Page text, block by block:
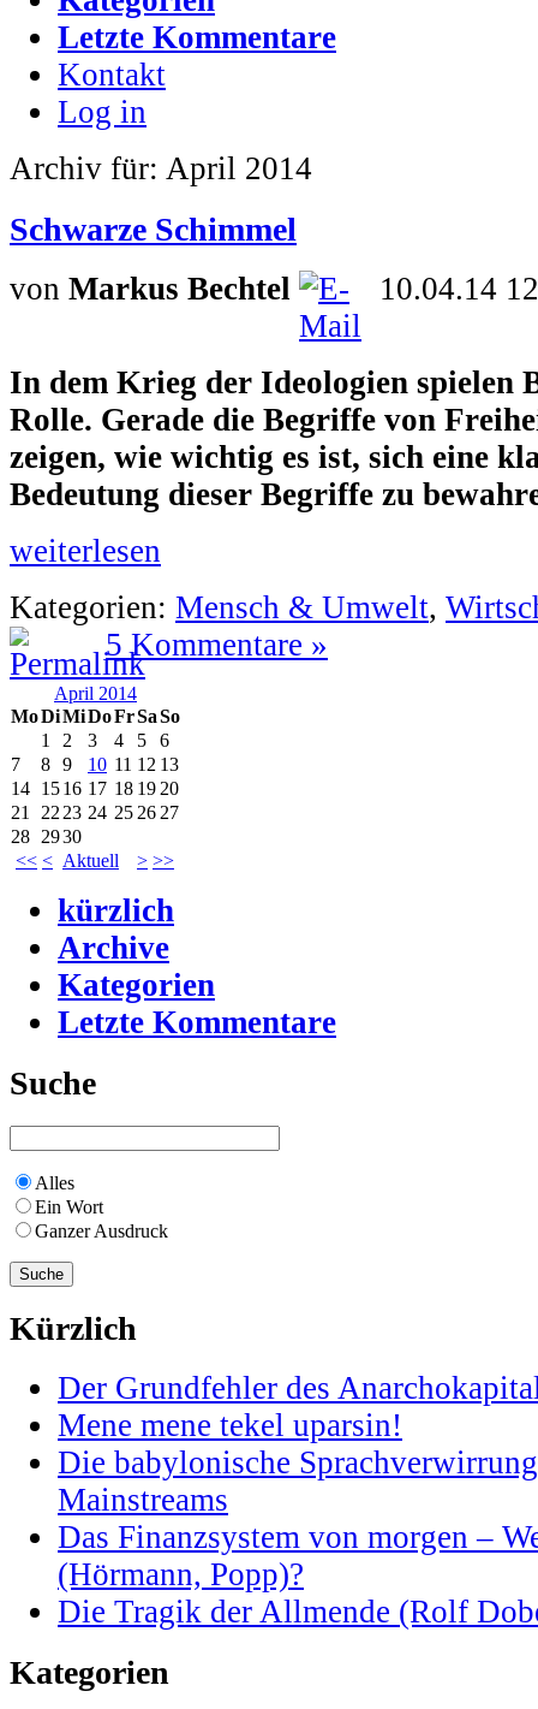
Letzte Kommentare
Kontakt
Log in
Archiv für: April 2014
Schwarze Schimmel
von Markus Bechtel 10.04.14
In dem Krieg der Ideologien spielen
Rolle. Gerade die Begriffe von
zeigen, wie wichtig es ist, sich eine
Bedeutung dieser Begriffe zu
weiterlesen
Kategorien: Mensch & Umwelt,
5 Kommentare »
April 2014
MoDiMiDoFrSaSo
<< < Aktuell > >>
1 2 3 4 5
6
7
8 9 10 11 12 13
14 1516 17 18 19 20
21
22 23 24 25 26 27
28 2930
kürzlich
Archive
Kategorien
Letzte Kommentare
Suche
Alles
Ein Wort
Ganzer Ausdruck
Kürzlich
Der Grundfehler des
Mene mene tekel uparsin!
Die babylonische
Mainstreams
Das Finanzsystem von morgen –
(Hörmann, Popp)?
Die Tragik der Allmende (Rolf
Kategorien